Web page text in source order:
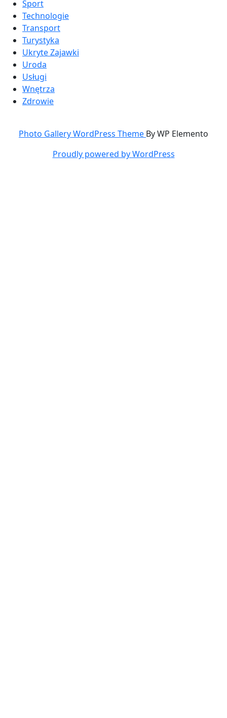
Sport
Technologie
Transport
Turystyka
Ukryte Zajawki
Uroda
Usługi
Wnętrza
Zdrowie
Photo Gallery WordPress Theme By WP Elemento
Proudly powered by WordPress